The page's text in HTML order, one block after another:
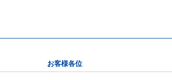
お客様各位